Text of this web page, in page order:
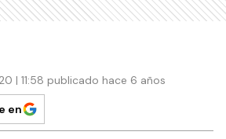
| 11:58 publicado hace 6 años
en